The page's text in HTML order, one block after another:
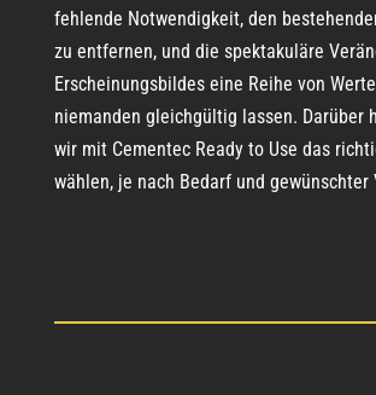
fehlende Notwendigkeit, den
zu entfernen, und die spektakuläre
Erscheinungsbildes eine Reihe von
niemanden gleichgültig lassen. Darüber
wir mit Cementec Ready to Use das
wählen, je nach Bedarf und gewünschter